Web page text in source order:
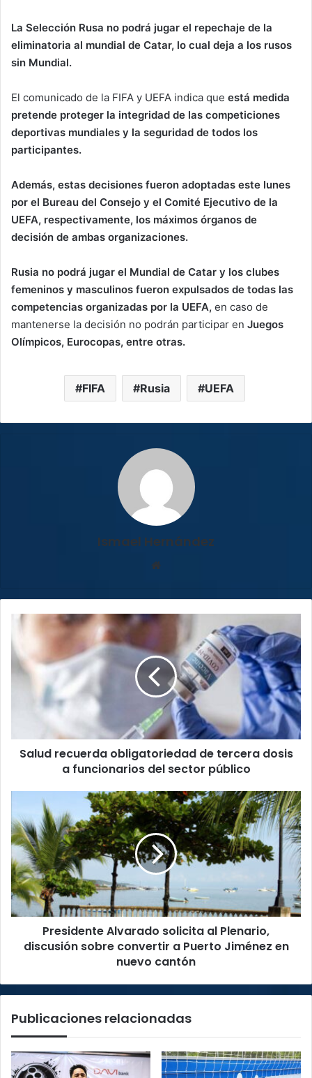
La Selección Rusa no podrá jugar el repechaje de la
eliminatoria al mundial de Catar, lo cual deja a los rusos
sin Mundial.
El comunicado de la FIFA y UEFA indica que está medida
pretende proteger la integridad de las competiciones
deportivas mundiales y la seguridad de todos los
participantes.
Además, estas decisiones fueron adoptadas este lunes
por el Bureau del Consejo y el Comité Ejecutivo de la
UEFA, respectivamente, los máximos órganos de
decisión de ambas organizaciones.
Rusia no podrá jugar el Mundial de Catar y los clubes
femeninos y masculinos fueron expulsados de todas las
competencias organizadas por la UEFA, en caso de
mantenerse la decisión no podrán participar en Juegos
Olímpicos, Eurocopas, entre otras.
FIFA Rusia UEFA
Ismael Hernández
Salud
recuerda
obligatoriedad
de
del
sector
Salud recuerda obligatoriedad de tercera dosis
a funcionarios del sector público
Presidente
Alvarado
solicita
al
Plenario,
discusión
sobre
convertir
a
Jiménez
cantón
Presidente Alvarado solicita al Plenario,
discusión sobre convertir a Puerto Jiménez en
nuevo cantón
Publicaciones relacionadas